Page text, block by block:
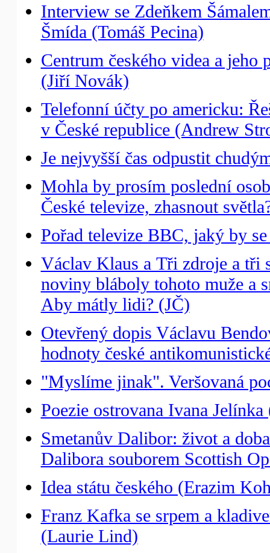
Interview se Zdeňkem
Šmída (Tomáš Pecina)
Centrum českého videa a jeho
(Jiří Novák)
Telefonní účty po americku:
v České republice (Andrew
Je nejvyšší čas odpustit
Mohla by prosím poslední
České televize, zhasnout
Pořad televize BBC, jaký by
Václav Klaus a Tři zdroje a tři
noviny bláboly tohoto muže a
Aby mátly lidi? (JČ)
Otevřený dopis Václavu
hodnoty české
"Myslíme jinak". Veršovaná
Poezie ostrovana Ivana
Smetanův Dalibor: život a
Dalibora souborem Scottish
Idea státu českého (Erazim
Franz Kafka se srpem a
(Laurie Lind)